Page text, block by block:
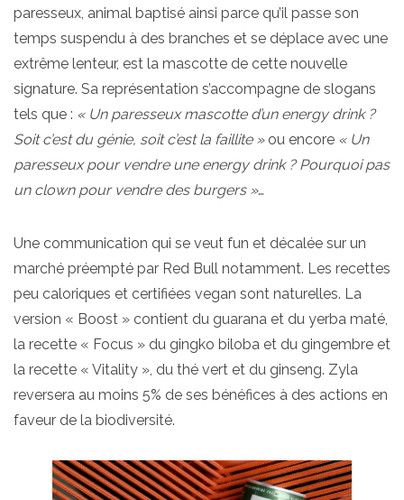
paresseux, animal baptisé ainsi parce qu’il passe son
temps suspendu à des branches et se déplace avec une
extrême lenteur, est la mascotte de cette nouvelle
signature. Sa représentation s’accompagne de slogans
tels que : « Un paresseux mascotte d’un energy drink ?
Soit c’est du génie, soit c’est la faillite »ou encore « Un
paresseux pour vendre une energy drink ? Pourquoi pas
un clown pour vendre des burgers »…
Une communication qui se veut fun et décalée sur un
marché préempté par Red Bull notamment. Les recettes
peu caloriques et certifiées vegan sont naturelles. La
version « Boost » contient du guarana et du yerba maté,
la recette « Focus » du gingko biloba et du gingembre et
la recette « Vitality », du thé vert et du ginseng. Zyla
reversera au moins 5% de ses bénéfices à des actions en
faveur de la biodiversité.